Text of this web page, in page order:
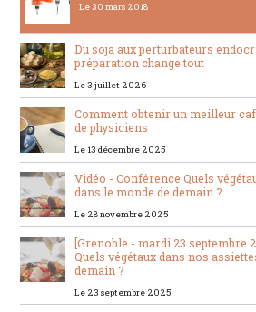
Le 30 mars 2018
Du soja aux perturbateurs
préparation change tout
Le 3 juillet 2026
Comment obtenir un meilleur
de physiciens
Le 13 décembre 2025
Vidéo - Conférence Quels
dans le monde de demain ?
Le 28 novembre 2025
[Grenoble - mardi 23 septembre
Quels végétaux dans nos
demain ?
Le 23 septembre 2025